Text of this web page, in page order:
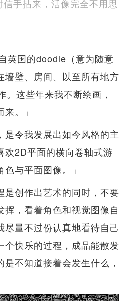
手拈来，活像完全不用思
英国的doodle（意为随意
墙壁、房间、以至所有地方
这些年来我不断绘画，
。」
是令我发展出如今风格的主
欢2D平面的横向卷轴式游
与平面图像。」
是创作出艺术的同时，不要
，看着角色和视觉图像自
量不过份认真地看待自己
个快乐的过程，成品能散发
不知道接着会发生什么，